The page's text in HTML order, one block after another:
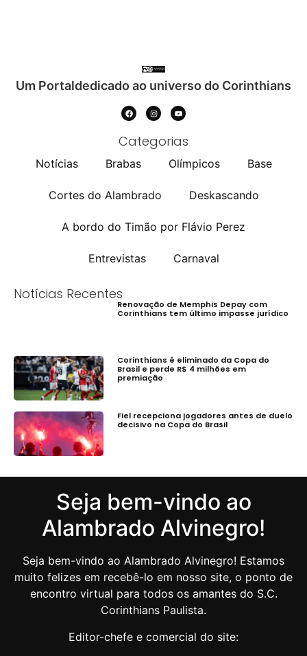
Um Portaldedicado ao universo do Corinthians
Categorias
Notícias Brabas Olímpicos Base
Cortes do Alambrado Deskascando
A bordo do Timão por Flávio Perez
Entrevistas Carnaval
Notícias Recentes
Renovação de Memphis Depay com
Corinthians tem último impasse jurídico
Corinthians é eliminado da Copa do
Brasil e perde R$ 4 milhões em
premiação
Fiel recepciona jogadores antes de duelo
decisivo na Copa do Brasil
Seja bem-vindo ao
Alambrado Alvinegro!
Seja bem-vindo ao Alambrado Alvinegro! Estamos
muito felizes em recebê-lo em nosso site, o ponto de
encontro virtual para todos os amantes do S.C.
Corinthians Paulista.
Editor-chefe e comercial do site: